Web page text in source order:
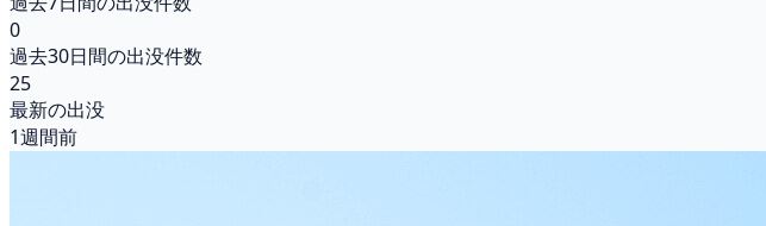
0
過去30日間の出没件数
25
最新の出没
1週間前